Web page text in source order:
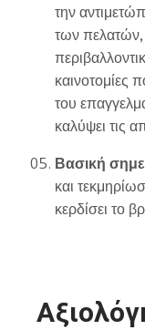
την
των πελατών,
καινοτομίες
του
καλύψει τις
Βασική
και
κερδίσει το